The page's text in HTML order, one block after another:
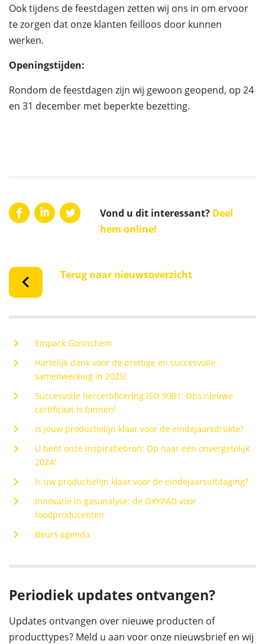
Ook tijdens de feestdagen zetten wij ons in om ervoor
te zorgen dat onze klanten feilloos door kunnen
werken.
Openingstijden:
Rondom de feestdagen zijn wij gewoon geopend, op 24
en 31 december met beperkte bezetting.
Vond u dit interessant? Deel
hem online!
chevron_left Terug naar nieuwsoverzicht
chevron_right Empack Gorinchem
chevron_right
Hartelijk dank voor de prettige en succesvolle
samenwerking in 2025!
chevron_right
Succesvolle hercertificering ISO 9001: Ons nieuwe
certificaat is binnen!
chevron_right Is jouw productielijn klaar voor de eindejaarsdrukte?
chevron_right
U bent onze inspiratiebron: Op naar een onvergetelijk
2024!
chevron_right Is uw productielijn klaar voor de eindejaarsuitdaging?
chevron_right
Innovatie in gasanalyse: de OXYPAD voor
foodproducenten
chevron_right Beurs agenda
Periodiek updates ontvangen?
Updates ontvangen over nieuwe producten of
producttypes? Meld u aan voor onze nieuwsbrief en wij